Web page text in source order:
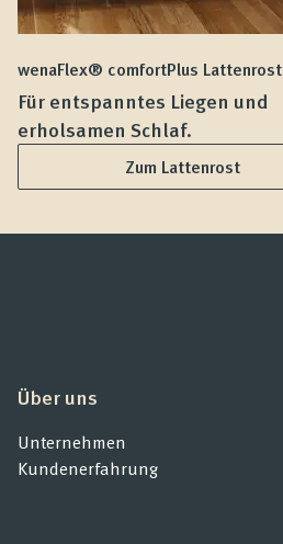
wenaFlex® comfortPlus Lattenrost
Für entspanntes Liegen und
erholsamen Schlaf.
Zum Lattenrost
Über uns
Unternehmen
Kundenerfahrung